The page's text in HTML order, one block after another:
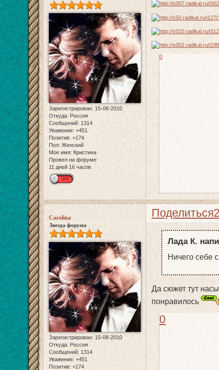
Зарегистрирован: 15-08-2010
Откуда: Россия
Сообщений: 1314
Уважение: +451
Позитив: +174
Пол: Женский
Мое имя: Кристина
Провел на форуме:
11 дней 16 часов
0
Поделиться
Carolina
Звезда форума
Зарегистрирован: 15-08-2010
Откуда: Россия
Сообщений: 1314
Уважение: +451
Позитив: +174
Лада К.
Ничего себе
Да сюжет тут
понравилось
0